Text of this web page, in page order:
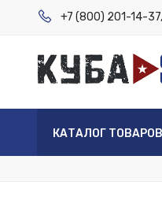
+7 (800) 201-14-37,
КАТАЛОГ ТОВАРОВ